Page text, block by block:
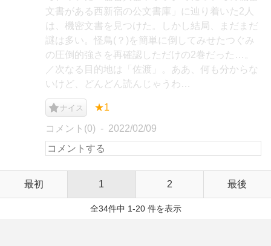
文書がある西新宿の公文書庫」に辿り着いた2人
は、機密文書を見つけた。しかし結局、まだまだ
謎は多い。怪鳥(？)を簡単に倒してみせたつぐみ
の圧倒的強さを再確認しただけの2巻だった…。
／次なる目的地は「佐渡」。ああ、何も分からな
いけど、どんどん読んじゃうわ…
ナイス ★1
コメント(0) 2022/02/09
最初 1 2 最後
全34件中 1-20 件を表示